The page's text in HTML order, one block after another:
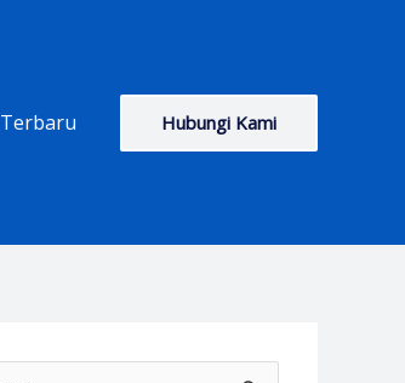
Terbaru Hubungi Kami